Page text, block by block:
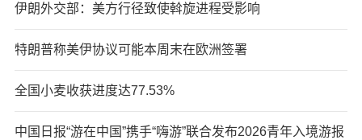
伊朗外交部：美方行径致使斡旋进程受影响
特朗普称美伊协议可能本周末在欧洲签署
全国小麦收获进度达77.53%
中国日报“游在中国”携手“嗨游”联合发布2026青年入境游报